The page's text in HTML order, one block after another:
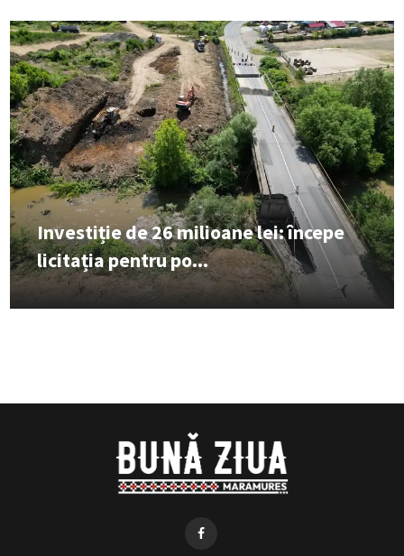
Investiție de 26 milioane lei: începe
licitația pentru po...